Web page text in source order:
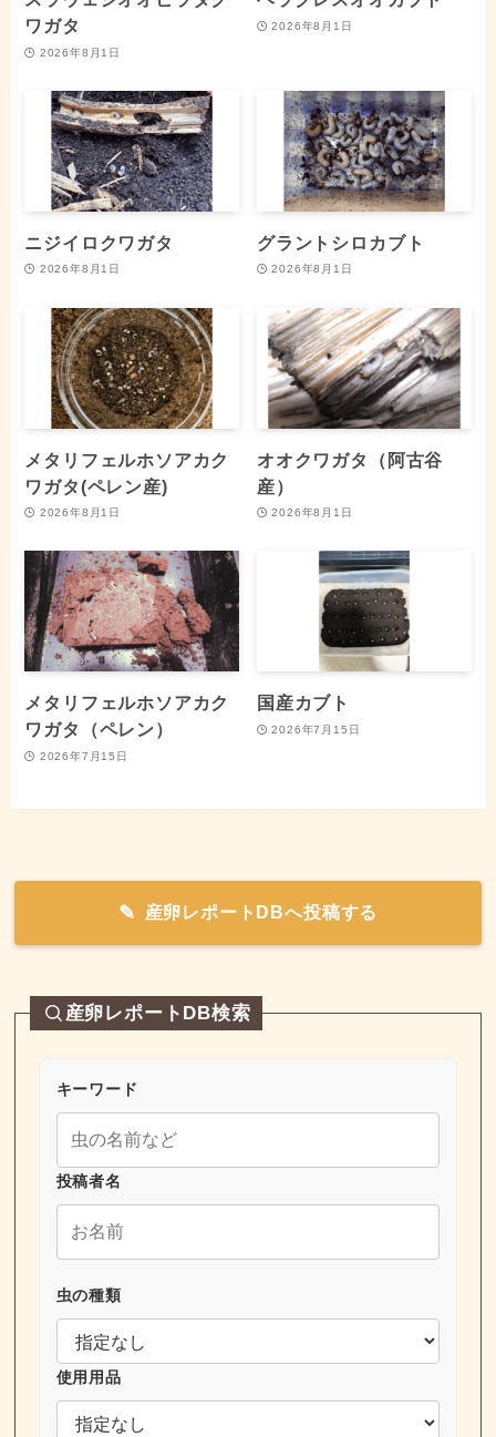
ワガタ
2026年8月1日
2026年8月1日
ニジイロクワガタ
2026年8月1日
グラントシロカブト
2026年8月1日
メタリフェルホソアカク
ワガタ(ペレン産)
2026年8月1日
オオクワガタ（阿古谷
産）
2026年8月1日
メタリフェルホソアカク
ワガタ（ペレン）
2026年7月15日
国産カブト
2026年7月15日
産卵レポートDBへ投稿する
産卵レポートDB検索
キーワード
投稿者名
虫の種類
使用用品